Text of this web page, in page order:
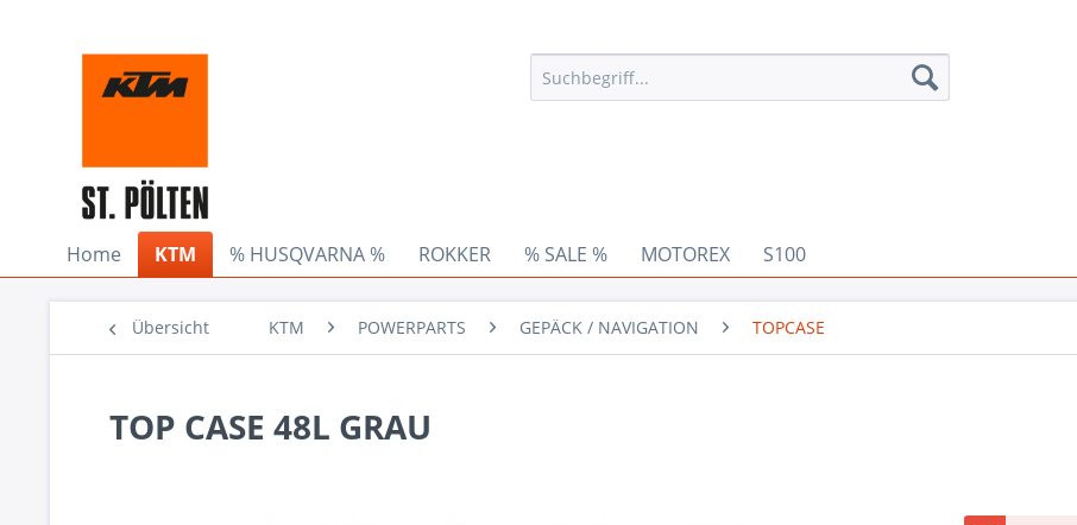
Home KTM % HUSQVARNA % ROKKER % SALE % MOTOREX S100
Übersicht KTM POWERPARTS GEPÄCK / NAVIGATION TOPCASE
TOP CASE 48L GRAU